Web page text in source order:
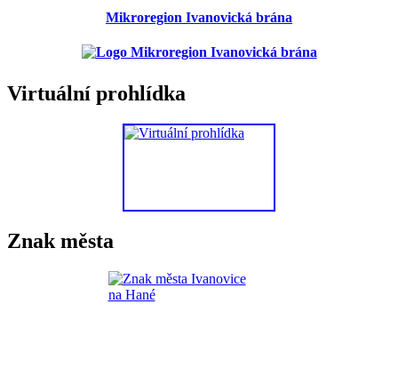
Mikroregion Ivanovická brána
Virtuální prohlídka
Znak města